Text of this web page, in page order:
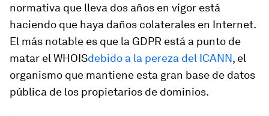
normativa que lleva dos años en vigor está
haciendo que haya daños colaterales en Internet.
El más notable es que la GDPR está a punto de
matar el WHOISdebido a la pereza del ICANN, el
organismo que mantiene esta gran base de datos
pública de los propietarios de dominios.